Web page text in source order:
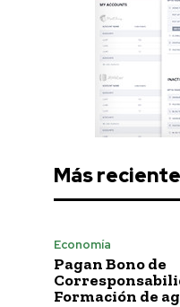
Más
Economía
Pagan Bono de
Formación de